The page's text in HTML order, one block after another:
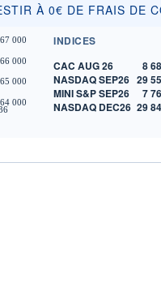
À 0€ DE FRAIS DE
64 000
65 000
66 000
67 000
INDICES
CAC AUG 26
8
NASDAQ SEP26 29
MINI S&P SEP26
7
NASDAQ DEC26 29